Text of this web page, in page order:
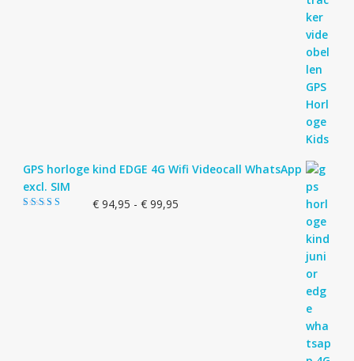
GPS horloge kind EDGE 4G Wifi Videocall WhatsApp
excl. SIM
€94,95 - €99,95Prijsklasse: